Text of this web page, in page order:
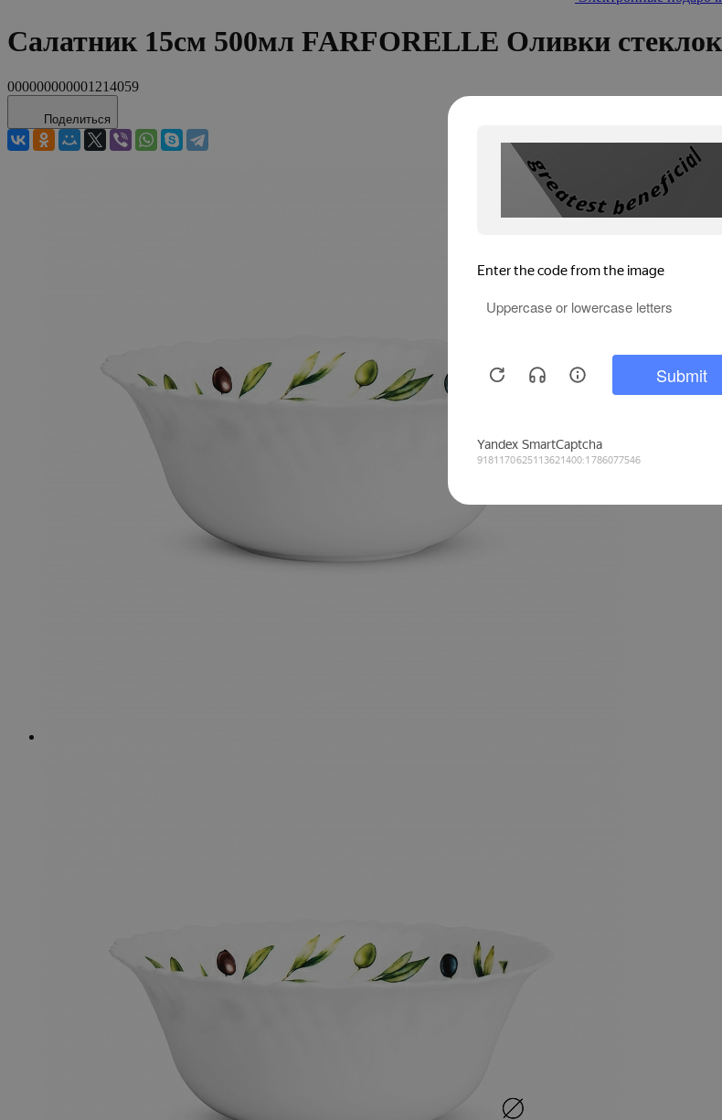
Салатник 15см 500мл FARFORELLE Оливки
000000000001214059
Поделиться